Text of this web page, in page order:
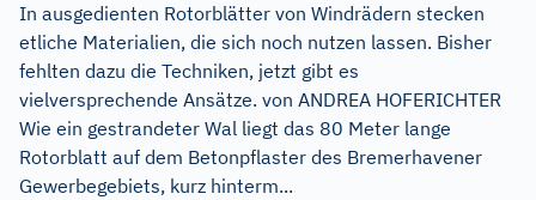
In ausgedienten Rotorblätter von Windrädern stecken
etliche Materialien, die sich noch nutzen lassen. Bisher
fehlten dazu die Techniken, jetzt gibt es
vielversprechende Ansätze. von ANDREA HOFERICHTER
Wie ein gestrandeter Wal liegt das 80 Meter lange
Rotorblatt auf dem Betonpflaster des Bremerhavener
Gewerbegebiets, kurz hinterm...